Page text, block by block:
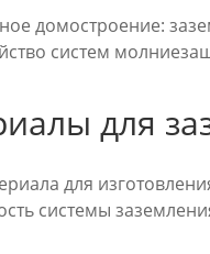
домостроение:
систем
для
для
системы